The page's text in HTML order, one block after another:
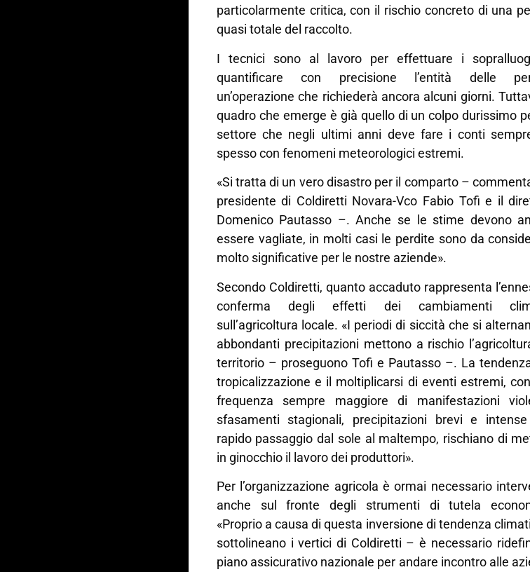
particolarmente critica, con il rischio concreto di una
quasi totale del raccolto.
I tecnici sono al lavoro per effettuare i
quantificare con precisione l’entità delle
un’operazione che richiederà ancora alcuni giorni.
quadro che emerge è già quello di un colpo durissimo
settore che negli ultimi anni deve fare i conti
spesso con fenomeni meteorologici estremi.
«Si tratta di un vero disastro per il comparto –
presidente di Coldiretti Novara-Vco Fabio Tofi e il
Domenico Pautasso –. Anche se le stime devono
essere vagliate, in molti casi le perdite sono da
molto significative per le nostre aziende».
Secondo Coldiretti, quanto accaduto rappresenta
conferma degli effetti dei cambiamenti
sull’agricoltura locale. «I periodi di siccità che si
abbondanti precipitazioni mettono a rischio
territorio – proseguono Tofi e Pautasso –. La
tropicalizzazione e il moltiplicarsi di eventi estremi,
frequenza sempre maggiore di manifestazioni
sfasamenti stagionali, precipitazioni brevi e
rapido passaggio dal sole al maltempo, rischiano di
in ginocchio il lavoro dei produttori».
Per l’organizzazione agricola è ormai necessario
anche sul fronte degli strumenti di tutela
«Proprio a causa di questa inversione di tendenza
sottolineano i vertici di Coldiretti – è necessario
piano assicurativo nazionale per andare incontro alle